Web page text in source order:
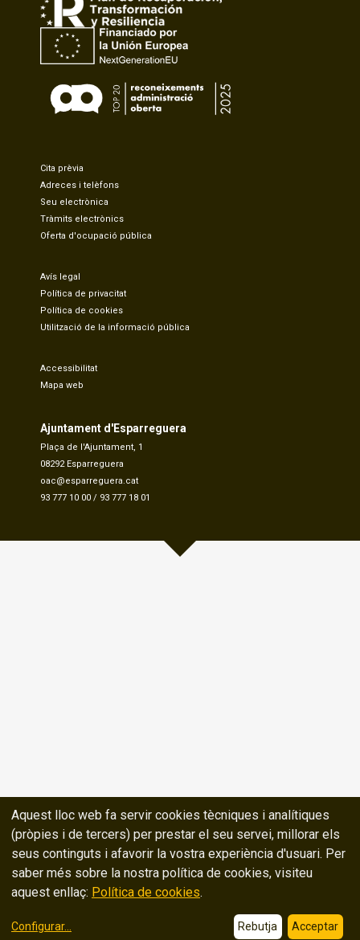
Cita prèvia
Adreces i telèfons
Seu electrònica
Tràmits electrònics
Oferta d'ocupació pública
Avís legal
Política de privacitat
Política de cookies
Utilització de la informació pública
Accessibilitat
Mapa web
Ajuntament d'Esparreguera
Plaça de l'Ajuntament, 1
08292 Esparreguera
oac@esparreguera.cat
93 777 10 00 / 93 777 18 01
Aquest lloc web fa servir cookies tècniques i analítiques
(pròpies i de tercers) per prestar el seu servei, millorar els
seus continguts i afavorir la vostra experiència d'usuari. Per
saber més sobre la nostra política de cookies, visiteu
aquest enllaç: Política de cookies.
Configurar... Rebutja Acceptar